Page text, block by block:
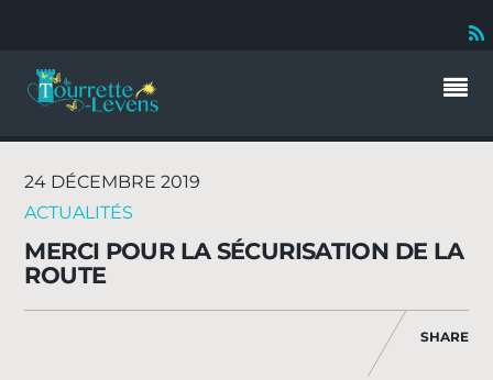
24 DÉCEMBRE 2019
ACTUALITÉS
MERCI POUR LA SÉCURISATION DE LA
ROUTE
SHARE